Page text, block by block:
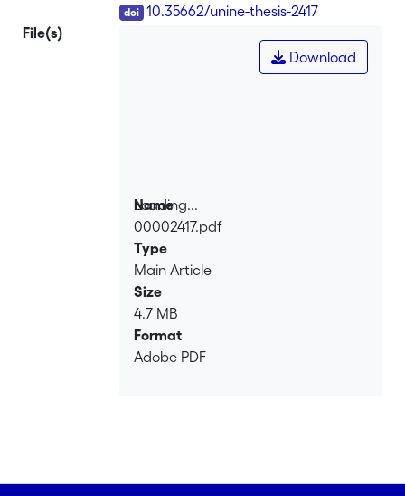
10.35662/unine-thesis-2417
File(s)
Loading...
Loading...
Download
Name
00002417.pdf
Type
Main Article
Size
4.7 MB
Format
Adobe PDF